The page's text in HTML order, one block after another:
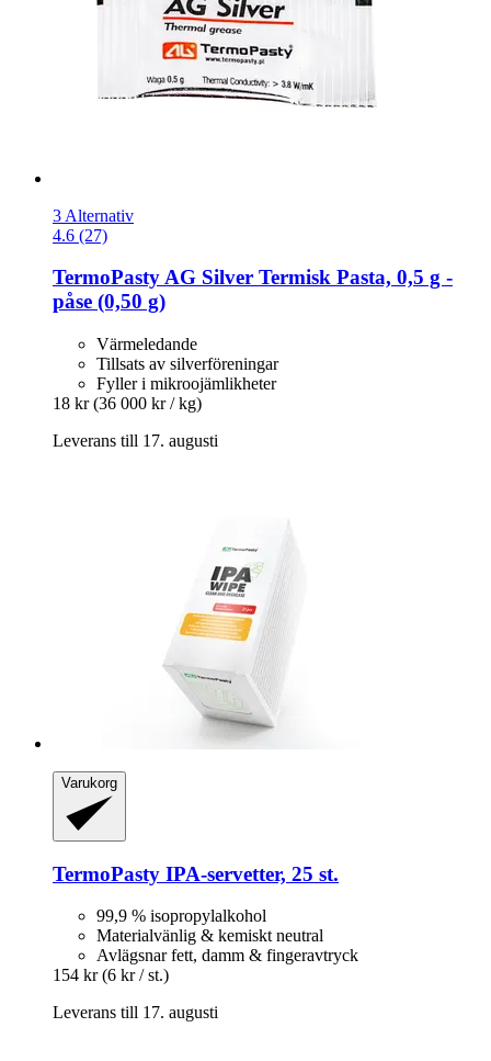
3 Alternativ
4.6 (27)
TermoPastyAG Silver Termisk Pasta, 0,5 g -​
påse (0,50 g)
Värmeledande
Tillsats av silverföreningar
Fyller i mikroojämlikheter
18 kr (36 000 kr / kg)
Leverans till 17. augusti
Varukorg
TermoPasty IPA-​servetter, 25 st.
99,9 % isopropylalkohol
Materialvänlig & kemiskt neutral
Avlägsnar fett, damm & fingeravtryck
154 kr (6 kr / st.)
Leverans till 17. augusti